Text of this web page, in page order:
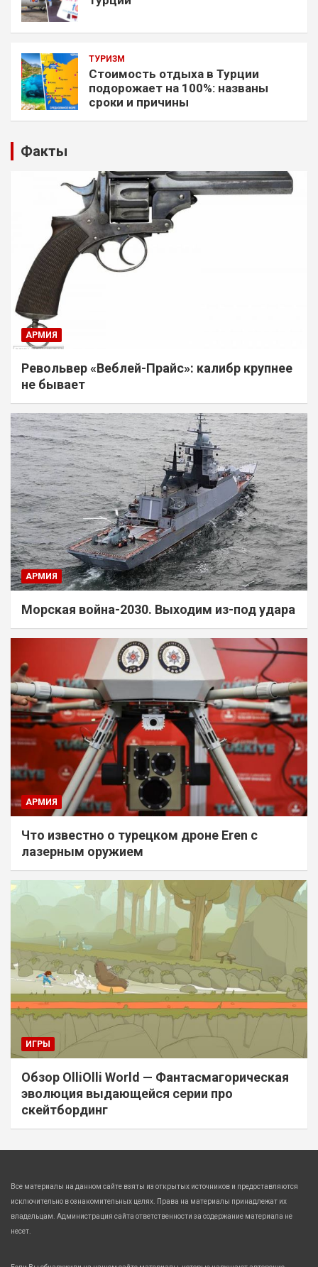
ТУРИЗМ
Стоимость отдыха в Турции
подорожает на 100%: названы
сроки и причины
Факты
АРМИЯ
Револьвер «Веблей-Прайс»: калибр крупнее
не бывает
АРМИЯ
Морская война-2030. Выходим из-под удара
АРМИЯ
Что известно о турецком дроне Eren с
лазерным оружием
ИГРЫ
Обзор OlliOlli World — Фантасмагорическая
эволюция выдающейся серии про
скейтбординг
Все материалы на данном сайте взяты из открытых источников и предоставляются
исключительно в ознакомительных целях. Права на материалы принадлежат их
владельцам. Администрация сайта ответственности за содержание материала не
несет.